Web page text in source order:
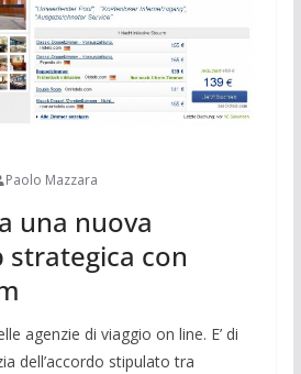
Paolo Mazzara
una nuova
con
agenzie di viaggio on line. E’ di
dell’accordo stipulato tra